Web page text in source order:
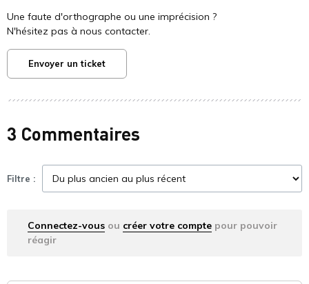
Une faute d'orthographe ou une imprécision ?
N'hésitez pas à nous contacter.
Envoyer un ticket
3 Commentaires
Filtre :
Connectez-vous ou créer votre compte pour pouvoir
réagir